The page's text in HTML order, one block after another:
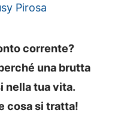
Pirosa
corrente?
una brutta
nella tua vita.
cosa si tratta!